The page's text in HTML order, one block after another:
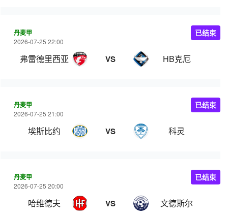
丹麦甲
2026-07-25 22:00
弗雷德里西亚 VS HB克厄
已结束
丹麦甲
2026-07-25 21:00
埃斯比约 VS 科灵
已结束
丹麦甲
2026-07-25 20:00
哈维德夫 VS 文德斯尔
已结束